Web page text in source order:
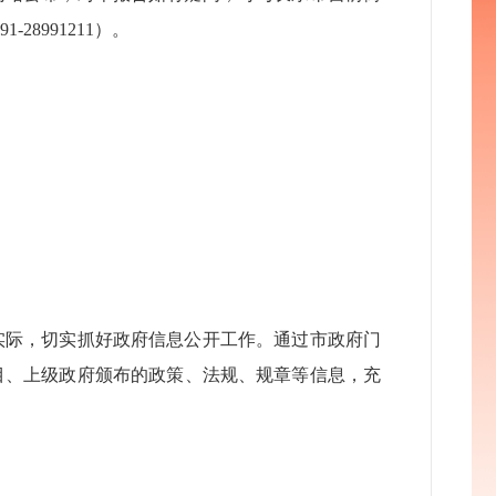
28991211）。
切实抓好政府信息公开工作。通过市政府门
上级政府颁布的政策、法规、规章等信息，充